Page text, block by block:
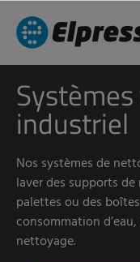
industriel
Nos systèmes de
laver des supports
palettes ou des
consommation
nettoyage.